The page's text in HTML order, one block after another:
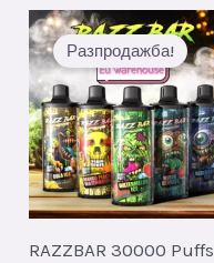
Разпродажба!
RAZZBAR 30000 Puffs